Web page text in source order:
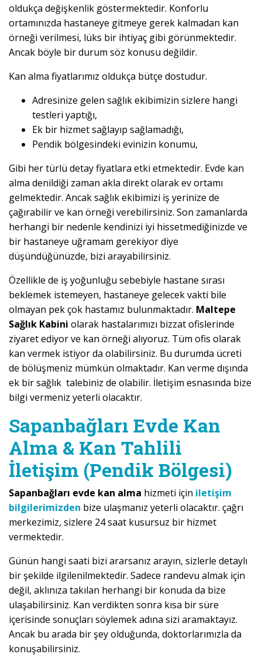
oldukça değişkenlik göstermektedir. Konforlu
ortamınızda hastaneye gitmeye gerek kalmadan kan
örneği verilmesi, lüks bir ihtiyaç gibi görünmektedir.
Ancak böyle bir durum söz konusu değildir.
Kan alma fiyatlarımız oldukça bütçe dostudur.
Adresinize gelen sağlık ekibimizin sizlere hangi
testleri yaptığı,
Ek bir hizmet sağlayıp sağlamadığı,
Pendik bölgesindeki evinizin konumu,
Gibi her türlü detay fiyatlara etki etmektedir. Evde kan
alma denildiği zaman akla direkt olarak ev ortamı
gelmektedir. Ancak sağlık ekibimizi iş yerinize de
çağırabilir ve kan örneği verebilirsiniz. Son zamanlarda
herhangi bir nedenle kendinizi iyi hissetmediğinizde ve
bir hastaneye uğramam gerekiyor diye
düşündüğünüzde, bizi arayabilirsiniz.
Özellikle de iş yoğunluğu sebebiyle hastane sırası
beklemek istemeyen, hastaneye gelecek vakti bile
olmayan pek çok hastamız bulunmaktadır. Maltepe
Sağlık Kabini olarak hastalarımızı bizzat ofislerinde
ziyaret ediyor ve kan örneği alıyoruz. Tüm ofis olarak
kan vermek istiyor da olabilirsiniz. Bu durumda ücreti
de bölüşmeniz mümkün olmaktadır. Kan verme dışında
ek bir sağlık talebiniz de olabilir. İletişim esnasında bize
bilgi vermeniz yeterli olacaktır.
Sapanbağları Evde Kan
Alma & Kan Tahlili
İletişim (Pendik Bölgesi)
Sapanbağları evde kan alma hizmeti için iletişim
bilgilerimizden bize ulaşmanız yeterli olacaktır. çağrı
merkezimiz, sizlere 24 saat kusursuz bir hizmet
vermektedir.
Günün hangi saati bizi ararsanız arayın, sizlerle detaylı
bir şekilde ilgilenilmektedir. Sadece randevu almak için
değil, aklınıza takılan herhangi bir konuda da bize
ulaşabilirsiniz. Kan verdikten sonra kısa bir süre
içerisinde sonuçları söylemek adına sizi aramaktayız.
Ancak bu arada bir şey olduğunda, doktorlarımızla da
konuşabilirsiniz.